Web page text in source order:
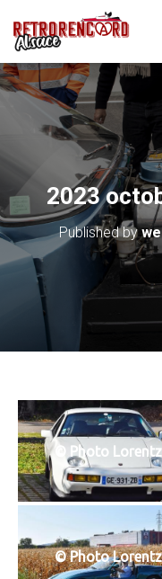
2023
Published by
© Photo Lorentz
© Photo Lorentz